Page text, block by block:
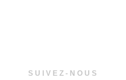
SUIVEZ-NOUS